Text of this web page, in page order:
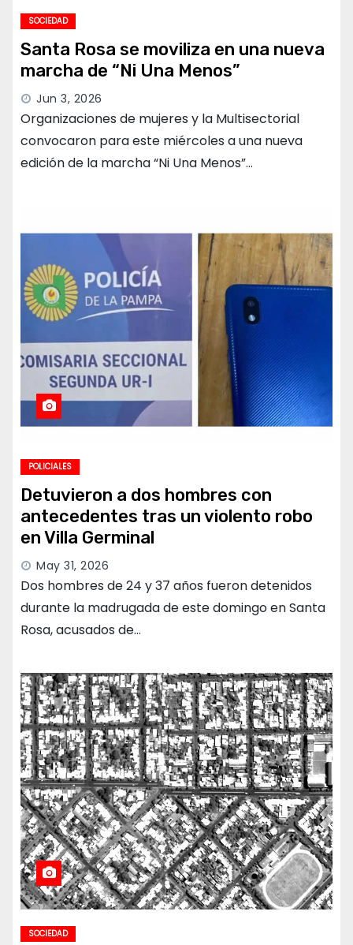
SOCIEDAD
Santa Rosa se moviliza en una nueva
marcha de “Ni Una Menos”
Jun 3, 2026
Organizaciones de mujeres y la Multisectorial
convocaron para este miércoles a una nueva
edición de la marcha “Ni Una Menos”…
POLICIALES
Detuvieron a dos hombres con
antecedentes tras un violento robo
en Villa Germinal
May 31, 2026
Dos hombres de 24 y 37 años fueron detenidos
durante la madrugada de este domingo en Santa
Rosa, acusados de…
SOCIEDAD